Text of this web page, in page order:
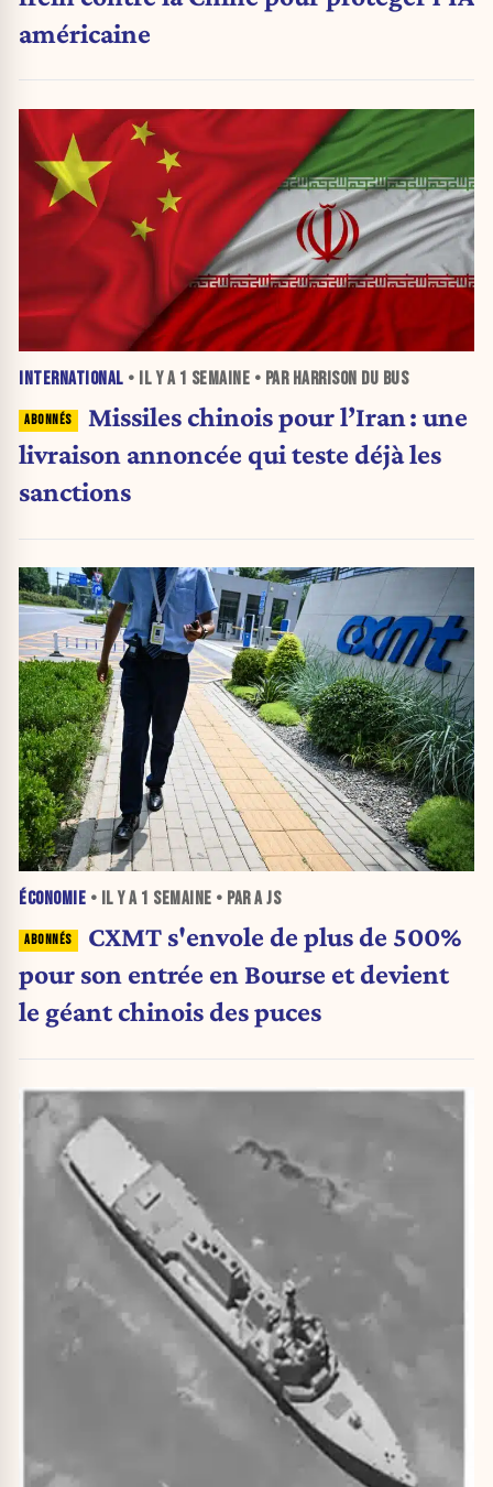
américaine
INTERNATIONAL • IL Y A 1 SEMAINE • PAR HARRISON DU BUS
Missiles chinois pour l’Iran : une
livraison annoncée qui teste déjà les
sanctions
ÉCONOMIE • IL Y A 1 SEMAINE • PAR A JS
CXMT s'envole de plus de 500%
pour son entrée en Bourse et devient
le géant chinois des puces